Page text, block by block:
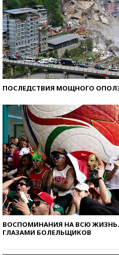
ПОСЛЕДСТВИЯ МОЩНОГО
ВОСПОМИНАНИЯ НА ВСЮ
ГЛАЗАМИ БОЛЕЛЬЩИКОВ